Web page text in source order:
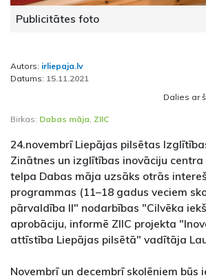
Publicitātes foto
Autors: irliepaja.lv
Datums: 15.11.2021
Dalies ar
Birkas: Dabas māja, ZIIC
24.novembrī Liepājas pilsētas
Zinātnes un izglītības inovāciju centra
telpa Dabas māja uzsāks otrās
programmas (11–18 gadus veciem
pārvaldība II" nodarbības "Cilvēka
aprobāciju, informē ZIIC projekta
attīstība Liepājas pilsētā" vadītāja
Novembrī un decembrī skolēniem būs